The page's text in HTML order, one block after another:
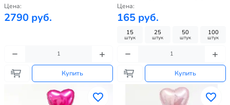
Цена:
2790 руб.
Купить
Цена:
165 руб.
15
штук
25
штук
50
штук
100
штук
Купить